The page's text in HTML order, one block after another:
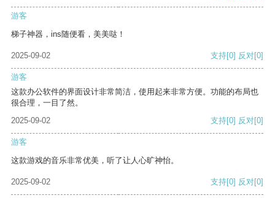
游客
梯子神器，ins随便看，美美哒！
2025-09-02 支持[0] 反对[0]
游客
这款办公软件的界面设计非常简洁，使用起来非常方便。功能的布局也
很合理，一目了然。
2025-09-02
支持[0] 反对[0]
游客
这款游戏的音乐非常优美，听了让人心旷神怡。
2025-09-02 支持[0] 反对[0]